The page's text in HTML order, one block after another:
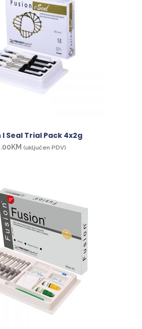
I Seal Trial Pack 4x2g
KM (uključen PDV)